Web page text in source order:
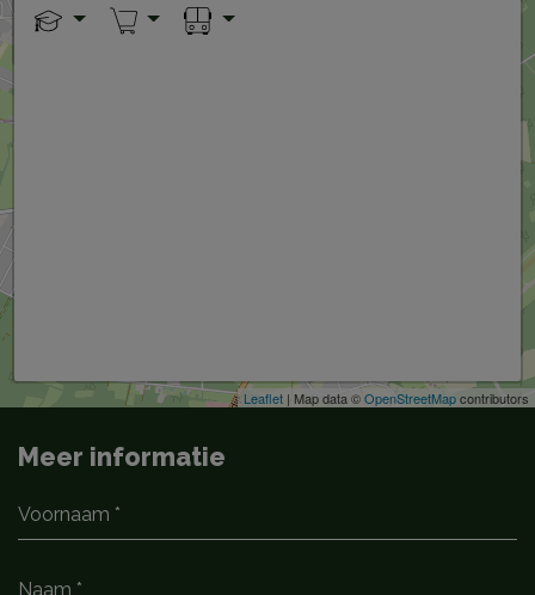
+
Leaflet | Map data ©OpenStreetMapcontributors
Meer informatie